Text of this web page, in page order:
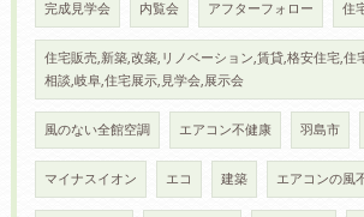
完成見学会 内覧会 アフターフォロー 住
住宅販売,新築,改築,リノベーション,賃貸,格安住宅,住
相談,岐阜,住宅展示,見学会,展示会
風のない全館空調 エアコン不健康 羽島市
マイナスイオン エコ 建築 エアコンの風